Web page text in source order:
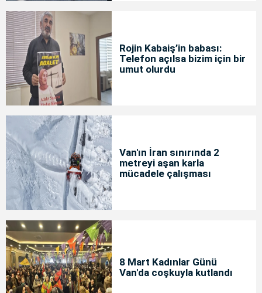
Rojin Kabaiş’in babası:
Telefon açılsa bizim için bir
umut olurdu
Van'ın İran sınırında 2
metreyi aşan karla
mücadele çalışması
8 Mart Kadınlar Günü
Van'da coşkuyla kutlandı